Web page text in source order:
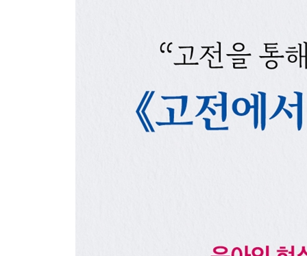
23장 | 삶의 이유와 의미를 찾는 사람으로
24장 | 사랑의 기술, 부모의 자존감
Part 4. 미래를 여는 부모의 품격
31장 | 사람을 향한 따뜻한 마음은 다시 돌아온다